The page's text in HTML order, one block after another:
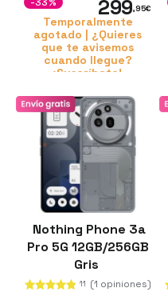
299,95€
-33%
Temporalmente
agotado | ¿Quieres
que te avisemos
cuando llegue?
¡Suscríbete!
Nothing Phone 3a
Pro 5G 12GB/256GB
Gris
11 (1 opiniones)